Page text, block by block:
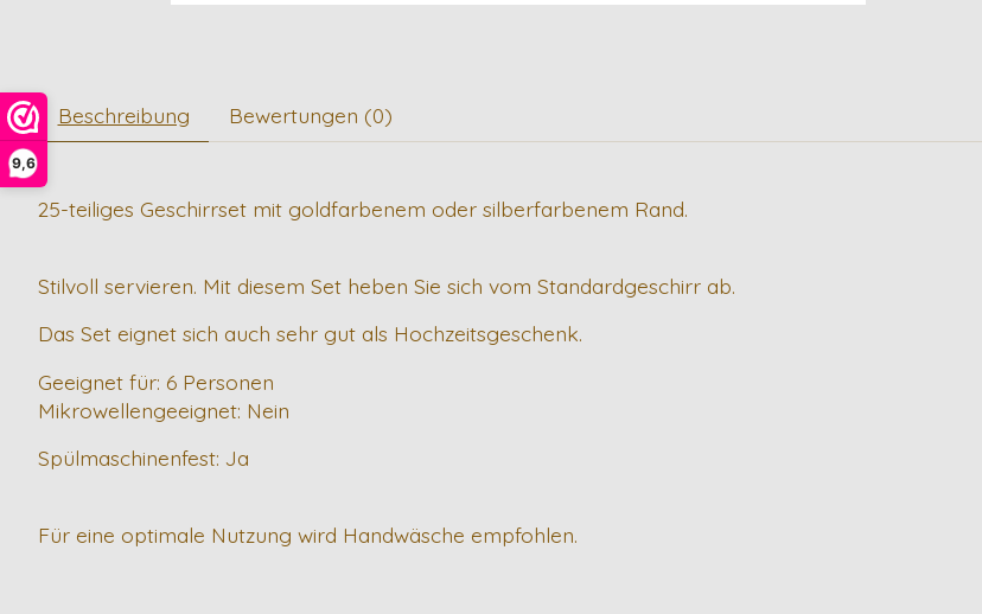
9,6
Beschreibung Bewertungen (0)
25-teiliges Geschirrset mit goldfarbenem oder silberfarbenem Rand.
Stilvoll servieren. Mit diesem Set heben Sie sich vom Standardgeschirr ab.
Das Set eignet sich auch sehr gut als Hochzeitsgeschenk.
Geeignet für: 6 Personen
Mikrowellengeeignet: Nein
Spülmaschinenfest: Ja
Für eine optimale Nutzung wird Handwäsche empfohlen.